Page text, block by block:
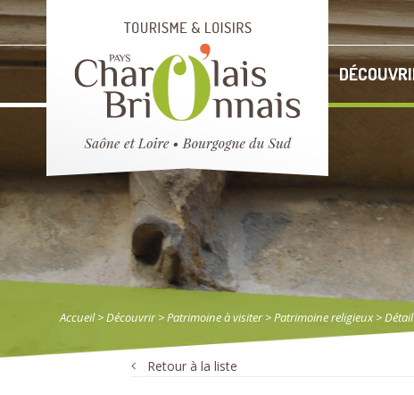
Accueil> Découvrir>Patrimoine à visiter>Patrimoine religieux> Détail
Retour à la liste